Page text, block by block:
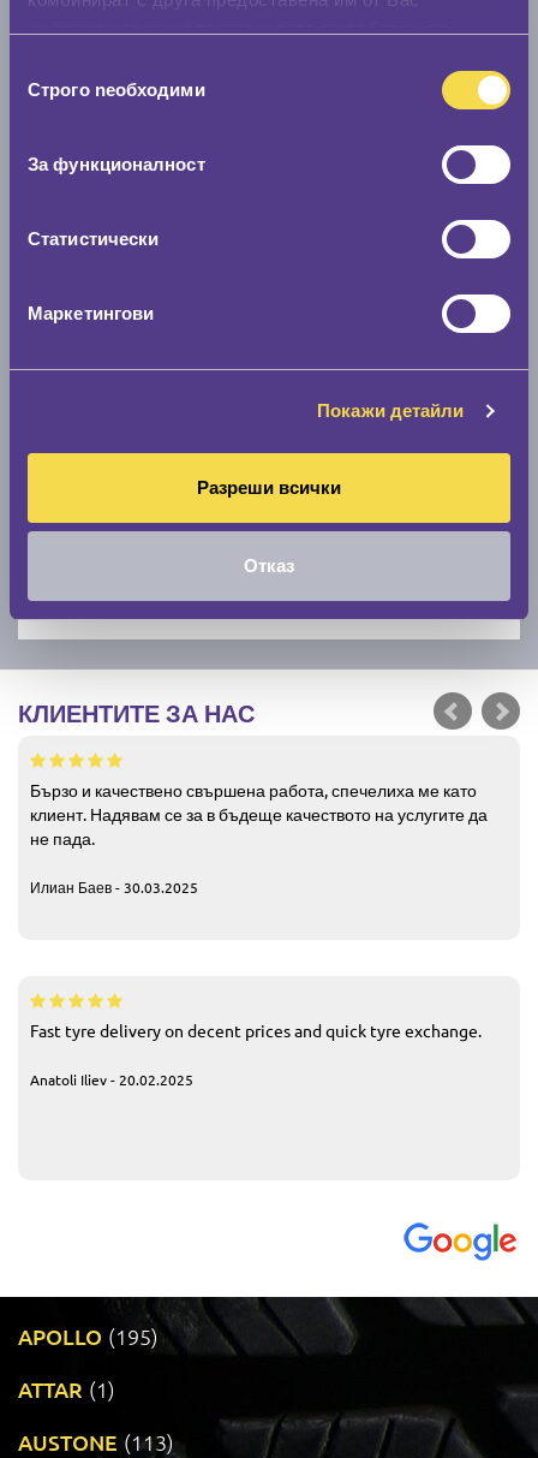
наСтрого nеобходими
За функционалност
Статистически
Маркетингови
Покажи детайли
Разреши всички
Отказ
КЛИЕНТИТЕ ЗА НАС
Бързо и качествено свършена работа, спечелиха ме като
клиент. Надявам се за в бъдеще качеството на услугите да
не пада.
Илиан Баев - 30.03.2025
Fast tyre delivery on decent prices and quick tyre exchange.
Anatoli Iliev - 20.02.2025
APOLLO (195)
ATTAR (1)
AUSTONE (113)